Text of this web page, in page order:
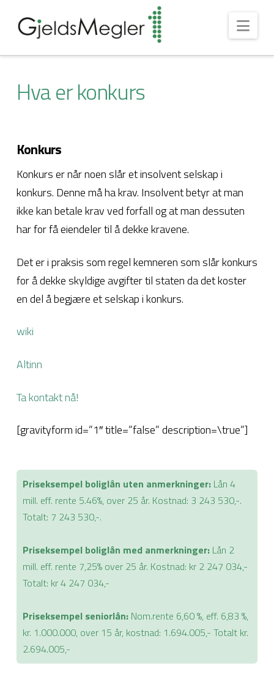
Hva er konkurs
Konkurs
Konkurs er når noen slår et insolvent selskap i
konkurs. Denne må ha krav. Insolvent betyr at man
ikke kan betale krav ved forfall og at man dessuten
har for få eiendeler til å dekke kravene.
Det er i praksis som regel kemneren som slår konkurs
for å dekke skyldige avgifter til staten da det koster
en del å begjære et selskap i konkurs.
wiki
Altinn
Ta kontakt nå!
[gravityform id=”1″ title=”false” description=\true”]
Priseksempel boliglån uten anmerkninger:Lån 4
mill. eff. rente 5.46%, over 25 år. Kostnad: 3 243 530,-.
Totalt: 7 243 530,-.
Priseksempel boliglån med anmerkninger: Lån 2
mill. eff. rente 7,25% over 25 år. Kostnad: kr 2 247 034,-
Totalt: kr 4 247 034,-
Priseksempel seniorlån:Nom.rente 6,60 %, eff. 6,83 %,
kr. 1.000.000, over 15 år, kostnad: 1.694.005,- Totalt kr.
2.694.005,-